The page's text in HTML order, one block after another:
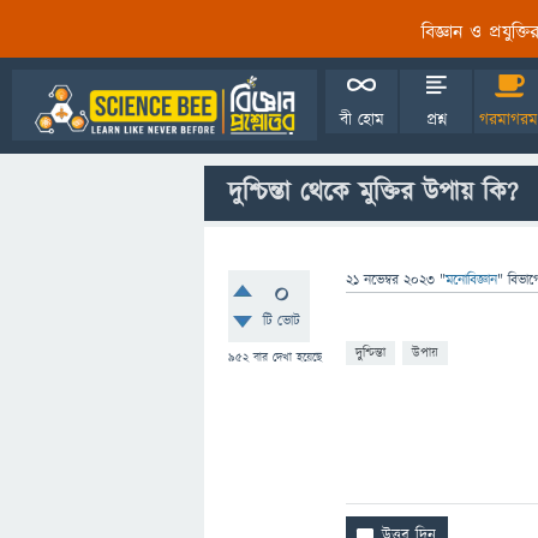
বিজ্ঞান ও
বী হোম প্রশ্ন
দুশ্চিন্তা থেকে মুক্তির উপায় কি?
0
টি ভোট
952বার দেখা হয়েছে
21 নভেম্বর 2023 "মনোবিজ্ঞান"
দুশ্চিন্তা উপায়